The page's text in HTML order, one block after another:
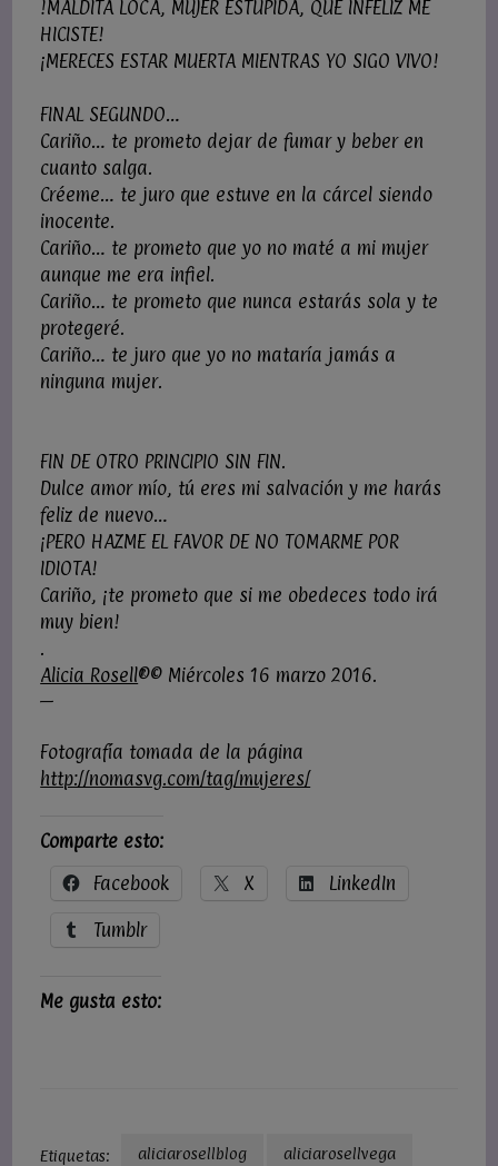
!MALDITA LOCA, MUJER ESTÚPIDA, QUÉ INFELIZ ME
HICISTE!
¡MERECES ESTAR MUERTA MIENTRAS YO SIGO VIVO!
FINAL SEGUNDO…
Cariño… te prometo dejar de fumar y beber en
cuanto salga.
Créeme… te juro que estuve en la cárcel siendo
inocente.
Cariño… te prometo que yo no maté a mi mujer
aunque me era infiel.
Cariño… te prometo que nunca estarás sola y te
protegeré.
Cariño… te juro que yo no mataría jamás a
ninguna mujer.
FIN DE OTRO PRINCIPIO SIN FIN.
Dulce amor mío, tú eres mi salvación y me harás
feliz de nuevo…
¡PERO HAZME EL FAVOR DE NO TOMARME POR
IDIOTA!
Cariño, ¡te prometo que si me obedeces todo irá
muy bien!
.
Alicia Rosell®© Miércoles 16 marzo 2016.
—
Fotografía tomada de la página
http://nomasvg.com/tag/mujeres/
Comparte esto:
Facebook
X LinkedIn
Tumblr
Me gusta esto:
Etiquetas: aliciarosellblog aliciarosellvega